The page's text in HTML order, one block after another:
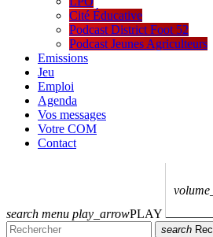
Cité Éducative
Podcast District Foot 52
Podcast Jeunes Agriculteurs
Emissions
Jeu
Emploi
Agenda
Vos messages
Votre COM
Contact
search menu play_arrowPLAY
search